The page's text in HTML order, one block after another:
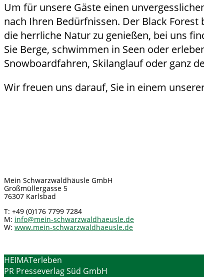
Um für unsere Gäste einen
nach Ihren Bedürfnissen. Der Black
die herrliche Natur zu genießen, bei uns
Sie Berge, schwimmen in Seen oder
Snowboardfahren, Skilanglauf oder ganz
Wir freuen uns darauf, Sie in einem
Mein Schwarzwaldhäusle GmbH
Großmüllergasse 5
76307 Karlsbad
T: +49 (0)176 7799 7284
M: info@mein-schwarzwaldhaeusle.de
W: www.mein-schwarzwaldhaeusle.de
HEIMATerleben
PR Presseverlag Süd GmbH